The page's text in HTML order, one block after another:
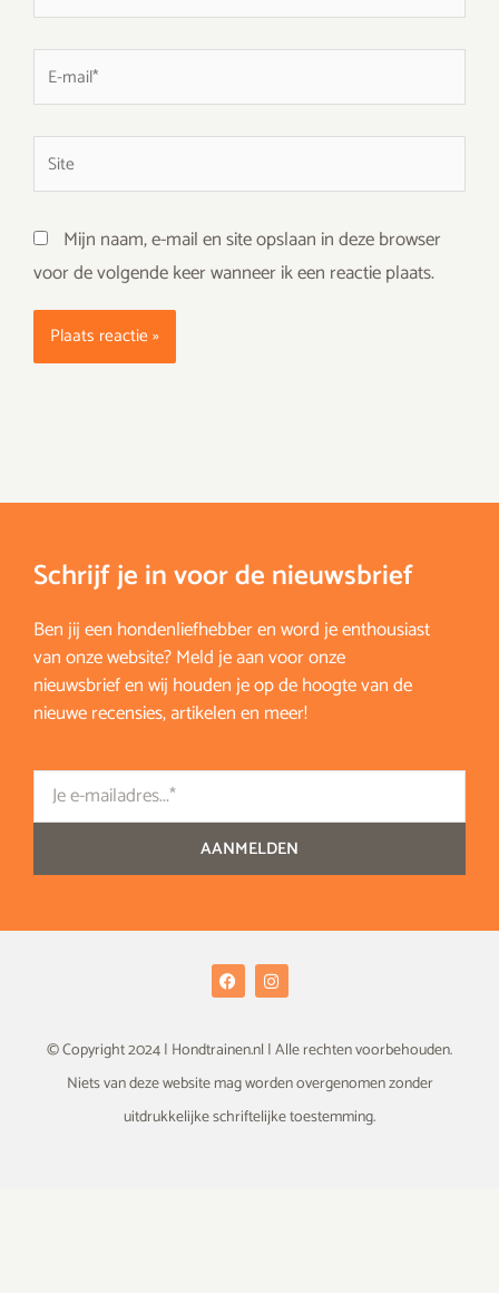
mail*
Site
Mijn naam, e-mail en site opslaan in deze browser
voor de volgende keer wanneer ik een reactie plaats.
Schrijf je in voor de nieuwsbrief
Ben jij een hondenliefhebber en word je enthousiast
van onze website? Meld je aan voor onze
nieuwsbrief en wij houden je op de hoogte van de
nieuwe recensies, artikelen en meer!
Email
AANMELDEN
F
a
c
o
k
I
n
s
a
g
a
m
© Copyright 2024 | Hondtrainen.nl | Alle rechten voorbehouden.
Niets van deze website mag worden overgenomen zonder
uitdrukkelijke schriftelijke toestemming.